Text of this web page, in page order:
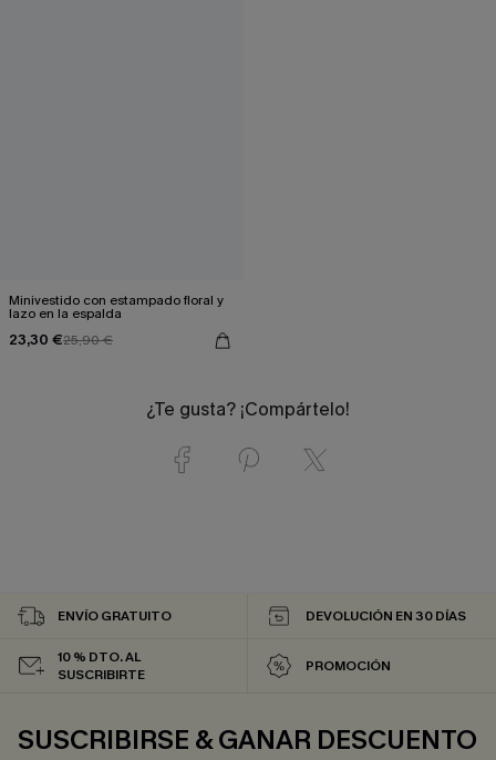
Minivestido con estampado floral y
lazo en la espalda
23,30 €25,90 €
¿Te gusta? ¡Compártelo!
ENVÍO GRATUITO DEVOLUCIÓN EN 30 DÍAS
10 % DTO. AL
SUSCRIBIRTE
PROMOCIÓN
SUSCRIBIRSE & GANAR DESCUENTO